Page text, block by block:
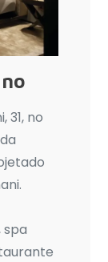
31, no
spa